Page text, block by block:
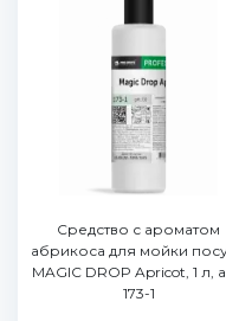
Средство с ароматом
абрикоса для мойки
MAGIC DROP Apricot, 1 л,
173-1